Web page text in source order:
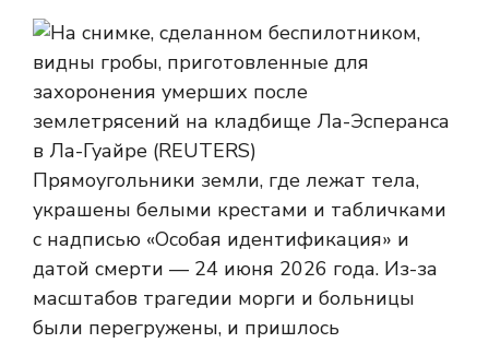
Прямоугольники земли, где лежат тела,
украшены белыми крестами и табличками
с надписью «Особая идентификация» и
датой смерти — 24 июня 2026 года. Из-за
масштабов трагедии морги и больницы
были перегружены, и пришлось